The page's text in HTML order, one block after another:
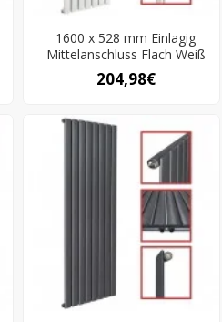
1600 x 528 mm Einlagig
Mittelanschluss Flach Weiß
204,98€